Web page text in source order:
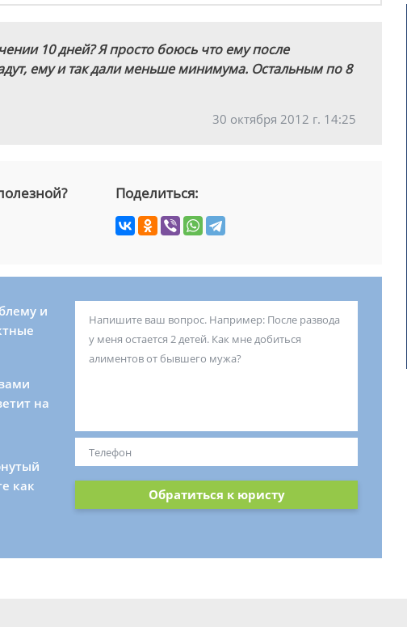
10 дней?Я просто боюсь что ему после
ему и так дали меньше минимума. Остальным по 8
30 октября 2012 г. 14:25
Поделиться:
и
на
как
Обратиться к юристу